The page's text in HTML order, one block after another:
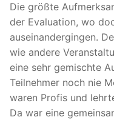
Die größte
der Evaluation, wo
auseinandergingen.
wie andere
eine sehr gemischte
Teilnehmer noch nie
waren Profis und
Da war eine